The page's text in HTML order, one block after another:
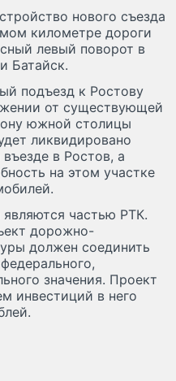
нового съезда
километре дороги
левый поворот в
Батайск.
подъезд к Ростову
от существующей
южной столицы
ликвидировано
в Ростов, а
на этом участке
частью РТК.
дорожно-
должен соединить
значения. Проект
инвестиций в него